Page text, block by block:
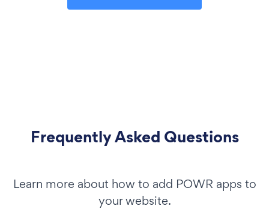
Frequently Asked Questions
Learn more about how to add POWR apps to
your website.